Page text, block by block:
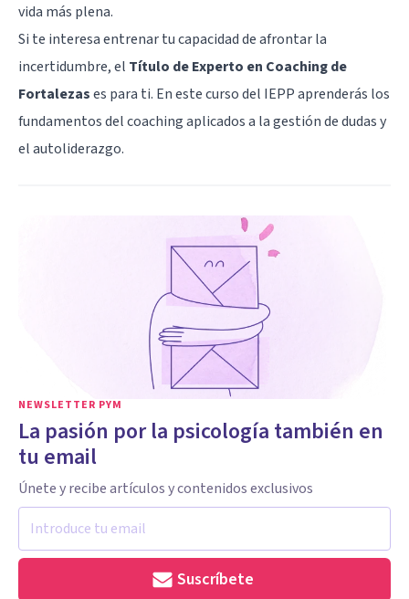
vida más plena.
Si te interesa entrenar tu capacidad de afrontar la
incertidumbre, el Título de Experto en Coaching de
Fortalezases para ti. En este curso del IEPP aprenderás los
fundamentos del coaching aplicados a la gestión de dudas y
el autoliderazgo.
NEWSLETTER PYM
La pasión por la psicología también en
tu email
Únete y recibe artículos y contenidos exclusivos
Suscríbete